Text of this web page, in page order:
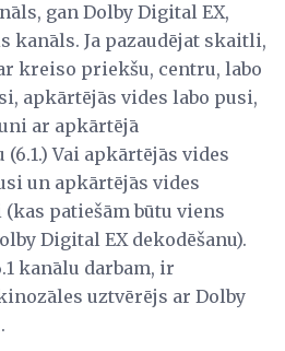
gan Dolby Digital EX,
kanāls. Ja pazaudējat skaitli,
kreiso priekšu, centru, labo
apkārtējās vides labo pusi,
ar apkārtējā
Vai apkārtējās vides
un apkārtējās vides
patiešām būtu viens
Digital EX dekodēšanu).
kanālu darbam, ir
uztvērējs ar Dolby